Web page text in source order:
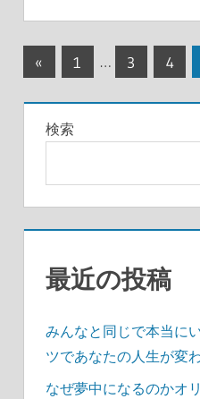
投
稿
の
ー
ジ
送
«
事
1 … 3 4
検索
最近の投稿
みんなと同じで本当に
ツであなたの人生が変
なぜ夢中になるのかオ